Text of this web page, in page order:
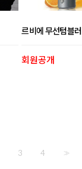
르비에 무선텀블러
회원공개
3 4 >>